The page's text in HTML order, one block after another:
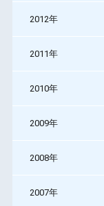
2012年
2011年
2010年
2009年
2008年
2007年